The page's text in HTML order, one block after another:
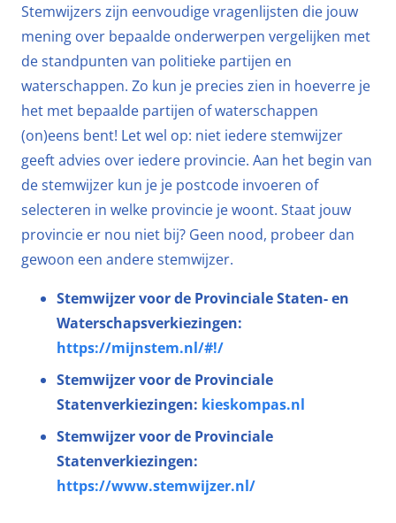
Stemwijzers zijn eenvoudige vragenlijsten die jouw
mening over bepaalde onderwerpen vergelijken met
de standpunten van politieke partijen en
waterschappen. Zo kun je precies zien in hoeverre je
het met bepaalde partijen of waterschappen
(on)eens bent! Let wel op: niet iedere stemwijzer
geeft advies over iedere provincie. Aan het begin van
de stemwijzer kun je je postcode invoeren of
selecteren in welke provincie je woont. Staat jouw
provincie er nou niet bij? Geen nood, probeer dan
gewoon een andere stemwijzer.
Stemwijzer voor de Provinciale Staten- en
Waterschapsverkiezingen:
https://mijnstem.nl/#!/
Stemwijzer voor de Provinciale
Statenverkiezingen: kieskompas.nl
Stemwijzer voor de Provinciale
Statenverkiezingen:
https://www.stemwijzer.nl/